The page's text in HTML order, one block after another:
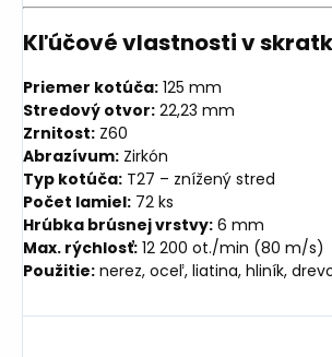
Kľúčové vlastnosti v
Priemer kotúča: 125 mm
Stredový otvor: 22,23 mm
Zrnitost: Z60
Abrazívum: Zirkón
Typ kotúča: T27 – znížený stred
Počet lamiel: 72 ks
Hrúbka brúsnej vrstvy: 6 mm
Max. rýchlosť: 12 200 ot./min (80 m/s)
Použitie: nerez, oceľ, liatina, hliník,